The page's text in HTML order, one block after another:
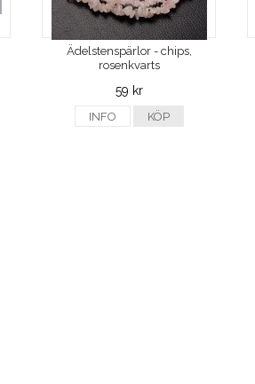
Ädelstenspärlor - chips,
rosenkvarts
59 kr
INFO KÖP